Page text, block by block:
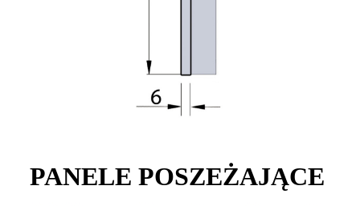
PANELE POSZEŻAJĄCE